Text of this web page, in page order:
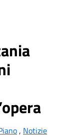
, Notizie